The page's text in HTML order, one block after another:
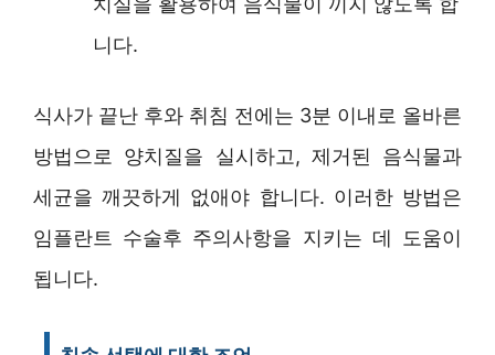
니다.
식사가 끝난 후와 취침 전에는 3분 이내로 올바른
방법으로 양치질을 실시하고, 제거된 음식물과
세균을 깨끗하게 없애야 합니다. 이러한 방법은
임플란트 수술후 주의사항을 지키는 데 도움이
됩니다.